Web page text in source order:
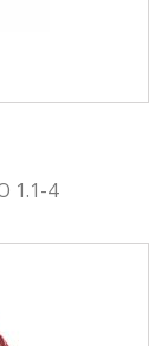
1.1-4